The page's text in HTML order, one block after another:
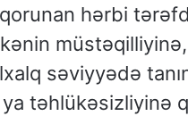
hərbi
səviyyədə
ya təhlükəsizliyinə